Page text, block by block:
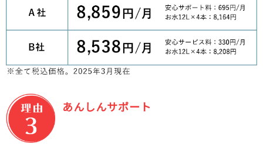
あんしんサポート